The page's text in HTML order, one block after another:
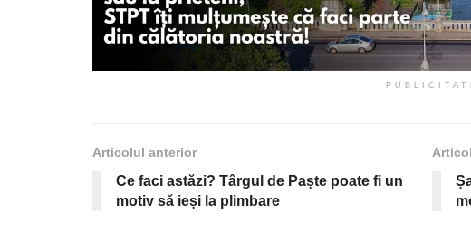
Articolul anterior
Ce faci astăzi? Târgul de Paște poate fi un
motiv să ieși la plimbare